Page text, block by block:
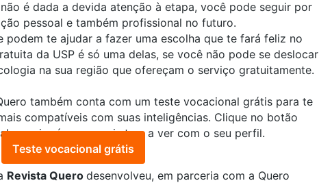
é dada a devida atenção à etapa, você pode seguir por
pessoal e também profissional no futuro.
podem te ajudar a fazer uma escolha que te fará feliz no
da USP é só uma delas, se você não pode se deslocar
na sua região que ofereçam o serviço gratuitamente.
também conta com um teste vocacional grátis para te
compatíveis com suas inteligências. Clique no botão
carreira é a que mais tem a ver com o seu perfil.
Teste vocacional grátis
Revista Quero desenvolveu, em parceria com a Quero